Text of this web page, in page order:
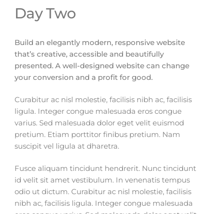
Day Two
Build an elegantly modern, responsive website
that’s creative, accessible and beautifully
presented. A well-designed website can change
your conversion and a profit for good.
Curabitur ac nisl molestie, facilisis nibh ac, facilisis
ligula. Integer congue malesuada eros congue
varius. Sed malesuada dolor eget velit euismod
pretium. Etiam porttitor finibus pretium. Nam
suscipit vel ligula at dharetra.
Fusce aliquam tincidunt hendrerit. Nunc tincidunt
id velit sit amet vestibulum. In venenatis tempus
odio ut dictum. Curabitur ac nisl molestie, facilisis
nibh ac, facilisis ligula. Integer congue malesuada